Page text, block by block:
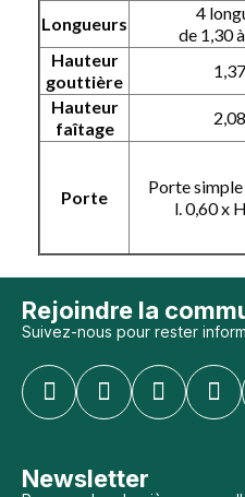
Longueurs
4
de 1,30
Hauteur
gouttière
Hauteur
faîtage
Porte
Porte
l. 0,60 x
Rejoindre la
Suivez-nous pour rester
Newsletter